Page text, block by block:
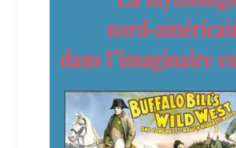
Login Customizer
Newsletter
Politique de confidentialité et cookies